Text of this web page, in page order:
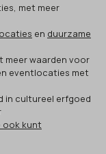
met meer
en duurzame
meer waarden voor
eventlocaties met
in cultureel erfgoed
ook kunt